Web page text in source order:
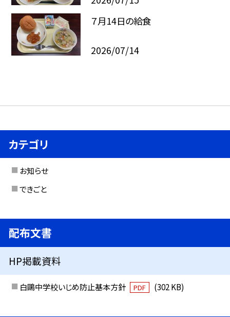
７月14日の給食
2026/07/14
カテゴリ
お知らせ
できごと
配布文書
HP掲載資料
白鷗中学校いじめ防止基本方針 PDF (302 KB)